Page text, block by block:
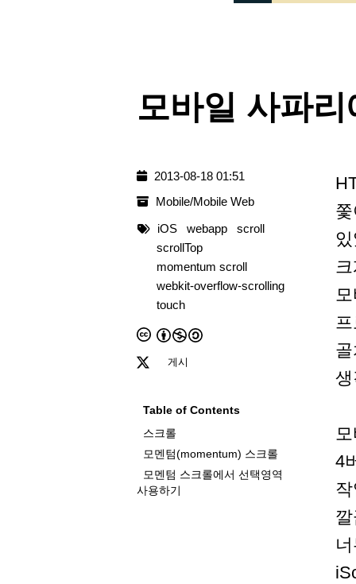
모바일 사파
4
2013-08-18 01:51
Mobile/Mobile Web
iOS
webapp
scroll
scrollTop
momentum scroll
webkit-overflow-scrolling
touch
게시
Table of Contents
스크롤
모멘텀(momentum) 스크롤
모멘텀 스크롤에서 선택영역
사용하기